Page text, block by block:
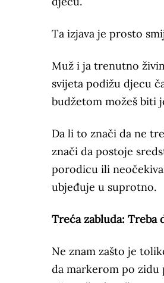
Ta izjava je prosto
Muž i ja trenutno
svijeta podižu djecu
budžetom možeš biti
Da li to znači da ne
znači da postoje
porodicu ili
ubjeđuje u suprotno.
Treća zabluda: Treba
Ne znam zašto je
da markerom po